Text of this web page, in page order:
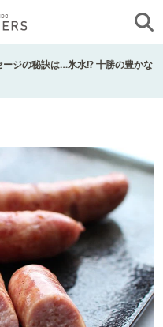
ージの秘訣は…氷水!? 十勝の豊かな